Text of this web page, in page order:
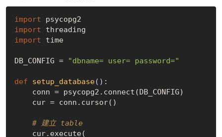
import
import
import time
DB_CONFIG = "dbname= user= password="
def setup_database() :
# 建立 table